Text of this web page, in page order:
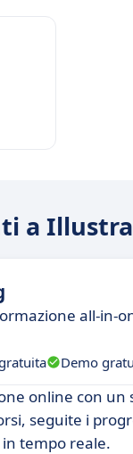
a
all-in-
Demo
online con un
seguite i
tempo reale.